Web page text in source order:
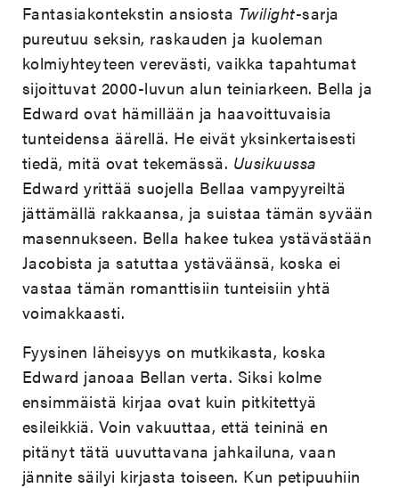
Fantasiakontekstin ansiosta Twilight-sarja
pureutuu seksin, raskauden ja kuoleman
kolmiyhteyteen verevästi, vaikka tapahtumat
sijoittuvat 2000-luvun alun teiniarkeen. Bella ja
Edward ovat hämillään ja haavoittuvaisia
tunteidensa äärellä. He eivät yksinkertaisesti
tiedä, mitä ovat tekemässä. Uusikuussa
Edward yrittää suojella Bellaa vampyyreiltä
jättämällä rakkaansa, ja suistaa tämän syvään
masennukseen. Bella hakee tukea ystävästään
Jacobista ja satuttaa ystäväänsä, koska ei
vastaa tämän romanttisiin tunteisiin yhtä
voimakkaasti.
Fyysinen läheisyys on mutkikasta, koska
Edward janoaa Bellan verta. Siksi kolme
ensimmäistä kirjaa ovat kuin pitkitettyä
esileikkiä. Voin vakuuttaa, että teininä en
pitänyt tätä uuvuttavana jahkailuna, vaan
jännite säilyi kirjasta toiseen. Kun petipuuhiin